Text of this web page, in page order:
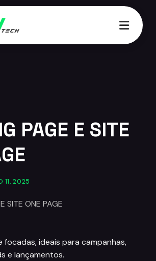
PAGE E SITE
11, 2025
focadas, ideais para campanhas,
e lançamentos.